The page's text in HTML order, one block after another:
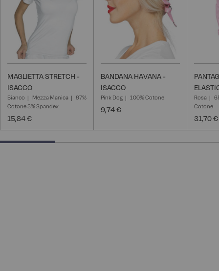
MAGLIETTA STRETCH -
ISACCO
Bianco Mezza Manica
97%
Cotone 3% Spandex
15,84 €
BANDANA HAVANA -
ISACCO
Pink Dog 100% Cotone
9,74 €
Rosa
Cotone
31,70 €
25% completed